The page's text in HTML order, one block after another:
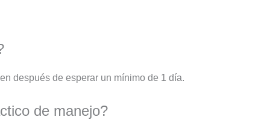
después de esperar un mínimo de 1 día.
de manejo?